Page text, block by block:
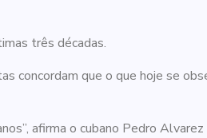
três décadas.
concordam que o que hoje se
afirma o cubano Pedro